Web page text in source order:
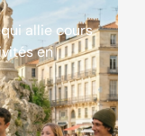
allie cours
en